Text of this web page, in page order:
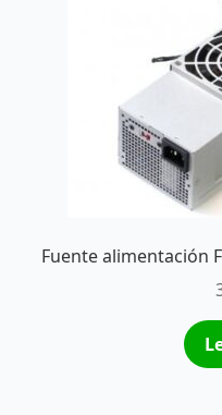
Fuente alimentación